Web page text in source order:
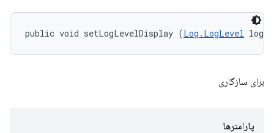
public void setLogLevelDisplay (Log.LogLevel
برای سازگاری
پارامترها